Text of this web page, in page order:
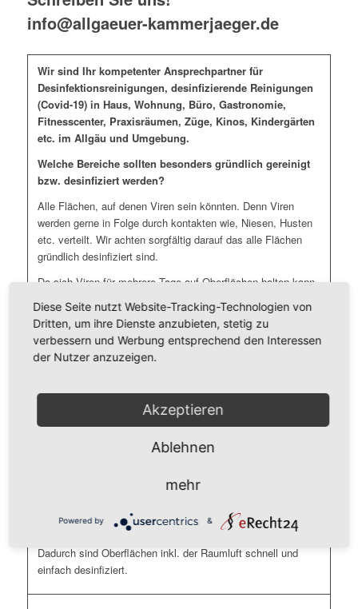
info@allgaeuer-kammerjaeger.de
Wir sind Ihr kompetenter Ansprechpartner für
Desinfektionsreinigungen, desinfizierende Reinigungen
(Covid-19) in Haus, Wohnung, Büro, Gastronomie,
Fitnesscenter, Praxisräumen, Züge, Kinos, Kindergärten
etc. im Allgäu und Umgebung.
Welche Bereiche sollten besonders gründlich gereinigt
bzw. desinfiziert werden?
Alle Flächen, auf denen Viren sein könnten. Denn Viren
werden gerne in Folge durch kontakten wie, Niesen, Husten
etc. verteilt. Wir achten sorgfältig darauf das alle Flächen
gründlich desinfiziert sind.
Da sich Viren für mehrere Tage auf Oberflächen halten kann.
Wir empfehlen folgende Maßnahmen:
Türklinken, Türgriffe, Fenstergriffe, Handläufe und Treppen
Sanitärbereiche (Toilettendeckel und Spühlknöpfe) und
Lichtschalter und Heizungsthermostate
Tastaturen, Mäuse, Schreibtische, Telefone, Schränke
Unsere Mitarbeiter ( durchweg geprüfte Gebäudereiniger
Kaltverneblung im Mikrotröpfchen-Bereich (Nebel) durch, die
verwenden wir geeignete Desinfektionsmittel die sich in der
Dadurch sind Oberflächen inkl. der Raumluft schnell und
einfach desinfiziert.
Diese Seite nutzt Website-Tracking-Technologien von
Dritten, um ihre Dienste anzubieten, stetig zu
verbessern und Werbung entsprechend den Interessen
der Nutzer anzuzeigen.
Akzeptieren
Ablehnen
mehr
Powered by &